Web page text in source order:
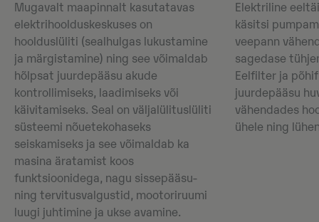
Mugavalt maapinnalt kasutatavas
elektrihoolduskeskuses on
hoolduslüliti (sealhulgas lukustamine
ja märgistamine) ning see võimaldab
hõlpsat juurdepääsu akude
kontrollimiseks, laadimiseks või
käivitamiseks. Seal on väljalülituslüliti
süsteemi nõuetekohaseks
seiskamiseks ja see võimaldab ka
masina äratamist koos
funktsioonidega, nagu sissepääsu-
ning tervitusvalgustid, mootoriruumi
luugi juhtimine ja ukse avamine.
Elektriline
käsitsi
veepann
sagedase
Eelfilter ja
juurdepääsu
vähendades
ühele ning